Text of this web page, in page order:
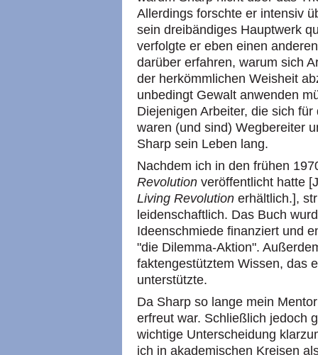
Allerdings forschte er intensiv
sein dreibändiges Hauptwerk
verfolgte er eben einen
darüber erfahren, warum sich
der herkömmlichen Weisheit
unbedingt Gewalt anwenden
Diejenigen Arbeiter, die sich
waren (und sind) Wegbereiter
Sharp sein Leben lang.
Nachdem ich in den frühen
Revolution veröffentlicht hatte
Living Revolution erhältlich.],
leidenschaftlich. Das Buch
Ideenschmiede finanziert und
"die Dilemma-Aktion".
faktengestütztem Wissen, das
unterstützte.
Da Sharp so lange mein
erfreut war. Schließlich jedoch
wichtige Unterscheidung
ich in akademischen Kreisen